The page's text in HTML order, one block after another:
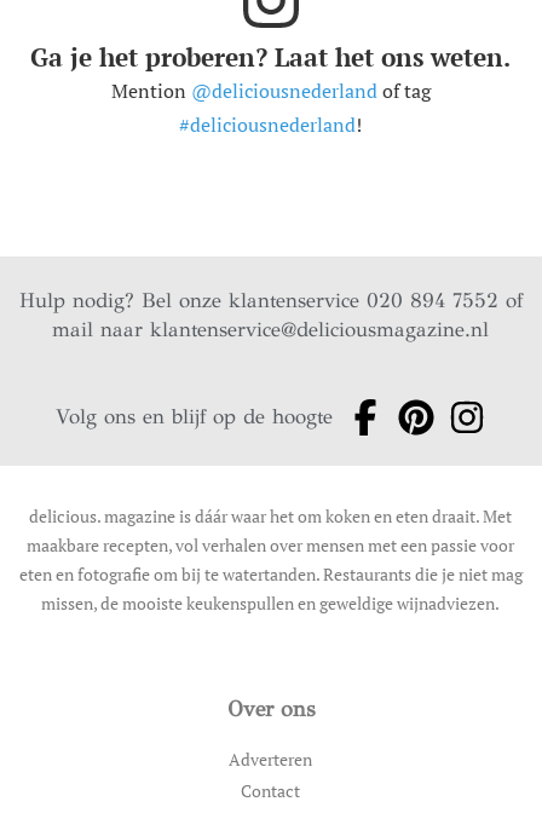
Ga je het proberen? Laat het ons weten.
Mention @deliciousnederlandof tag
#deliciousnederland!
Hulp nodig? Bel onze klantenservice 020 894 7552 of
mail naarklantenservice@deliciousmagazine.nl
Volg ons en blijf op de hoogte
delicious. magazine is dáár waar het om koken en eten draait. Met
maakbare recepten, vol verhalen over mensen met een passie voor
eten en fotografie om bij te watertanden. Restaurants die je niet mag
missen, de mooiste keukenspullen en geweldige wijnadviezen.
Over ons
Adverteren
Contact